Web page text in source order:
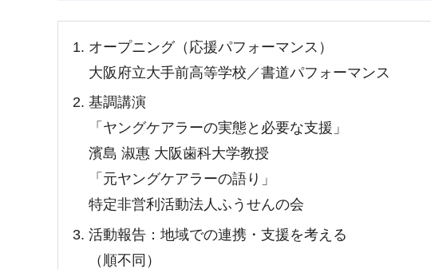
オープニング（応援パフォーマンス）
大阪府立大手前高等学校／書道パフォーマンス
基調講演
「ヤングケアラーの実態と必要な支援」
濱島 淑惠 大阪歯科大学教授
「元ヤングケアラーの語り」
特定非営利活動法人ふうせんの会
活動報告：地域での連携・支援を考える
（順不同）